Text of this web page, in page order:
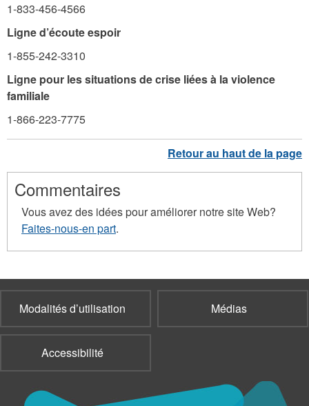
1-833-456-4566
Ligne d’écoute espoir
1-855-242-3310
Ligne pour les situations de crise liées à la violence
familiale
1-866-223-7775
Commentaires
Vous avez des idées pour améliorer notre site Web?
Faites-nous-en part.
Modalités d’utilisation Médias
Accessibilité